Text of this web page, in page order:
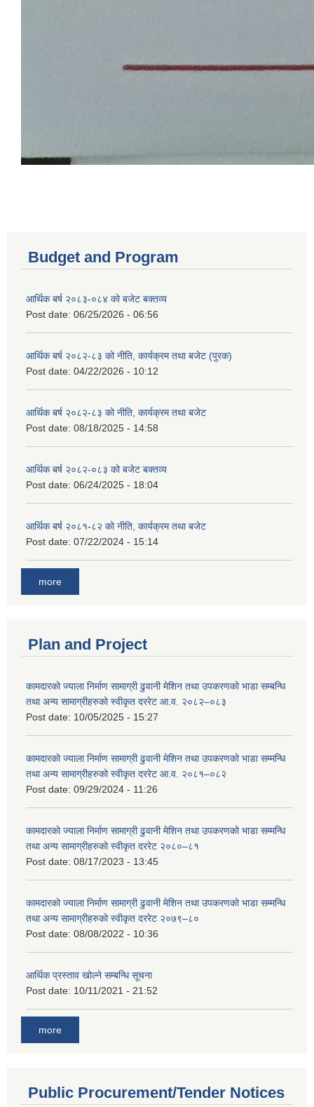
Budget and Program
आर्थिक बर्ष २०८३-०८४ को बजेट बक्तव्य
Post date: 06/25/2026 - 06:56
आर्थिक बर्ष २०८२-८३ को नीति, कार्यक्रम तथा बजेट (पुरक)
Post date: 04/22/2026 - 10:12
आर्थिक बर्ष २०८२-८३ को नीति, कार्यक्रम तथा बजेट
Post date: 08/18/2025 - 14:58
आर्थिक बर्ष २०८२-०८३ को बजेट बक्तव्य
Post date: 06/24/2025 - 18:04
आर्थिक बर्ष २०८१-८२ को नीति, कार्यक्रम तथा बजेट
Post date: 07/22/2024 - 15:14
more
Plan and Project
कामदारको ज्याला निर्माण सामाग्री ढुवानी मेशिन तथा उपकरणको भाडा सम्बन्धि
तथा अन्य सामाग्रीहरुको स्वीकृत दररेट आ.व. २०८२–०८३
Post date: 10/05/2025 - 15:27
कामदारको ज्याला निर्माण सामाग्री ढुवानी मेशिन तथा उपकरणको भाडा सम्मन्धि
तथा अन्य सामाग्रीहरुको स्वीकृत दररेट आ.व. २०८१–०८२
Post date: 09/29/2024 - 11:26
कामदारको ज्याला निर्माण सामाग्री ढुवानी मेशिन तथा उपकरणको भाडा सम्मन्धि
तथा अन्य सामाग्रीहरुको स्वीकृत दररेट २०८०–८१
Post date: 08/17/2023 - 13:45
कामदारको ज्याला निर्माण सामाग्री ढुवानी मेशिन तथा उपकरणको भाडा सम्मन्धि
तथा अन्य सामाग्रीहरुको स्वीकृत दररेट २०७९–८०
Post date: 08/08/2022 - 10:36
आर्थिक प्रस्ताव खोल्ने सम्बन्धि सूचना
Post date: 10/11/2021 - 21:52
more
Public Procurement/Tender Notices